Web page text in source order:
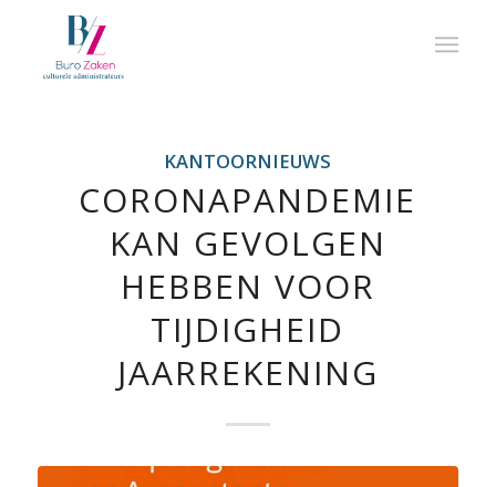
KANTOORNIEUWS
CORONAPANDEMIE
KAN GEVOLGEN
HEBBEN VOOR
TIJDIGHEID
JAARREKENING